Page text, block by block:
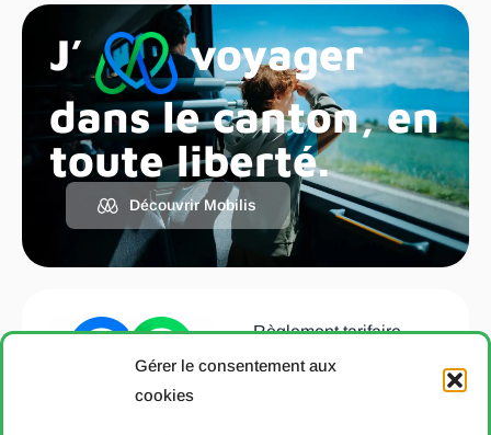
Gérer le consentement aux
cookies
Règlement tarifaire
T651.22
J’
voyager
dans le canton, en
toute liberté.
Découvrir Mobilis